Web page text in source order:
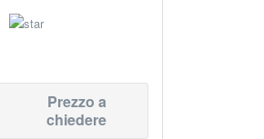
Prezzo a
chiedere